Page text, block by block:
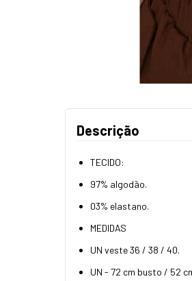
Descrição
TECIDO:
97% algodão.
03% elastano.
MEDIDAS
UN veste 36 / 38 / 40.
UN - 72 cm busto / 52